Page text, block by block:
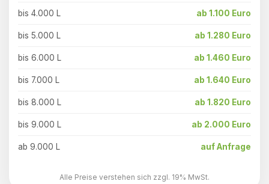
bis 4.000 L ab 1.100 Euro
bis 5.000 L ab 1.280 Euro
bis 6.000 L ab 1.460 Euro
bis 7.000 L ab 1.640 Euro
bis 8.000 L ab 1.820 Euro
bis 9.000 L ab 2.000 Euro
ab 9.000 L auf Anfrage
Alle Preise verstehen sich zzgl. 19% MwSt.